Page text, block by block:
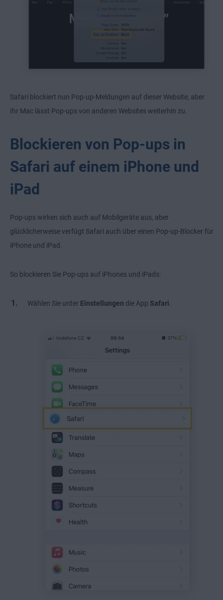
Safari blockiert nun Pop-up-Meldungen auf dieser Website, aber
Ihr Mac lässt Pop-ups von anderen Websites weiterhin zu.
Blockieren von Pop-ups in
Safari auf einem iPhone und
iPad
Pop-ups wirken sich auch auf Mobilgeräte aus, aber
glücklicherweise verfügt Safari auch über einen Pop-up-Blocker für
iPhone und iPad.
So blockieren Sie Pop-ups auf iPhones und iPads:
Wählen Sie unter Einstellungen die App Safari